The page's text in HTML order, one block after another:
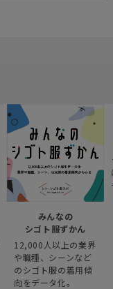
みんなの
シゴト服ずかん
12,000人以上の業界
や職種、シーンなど
のシゴト服の着用傾
向をデータ化。